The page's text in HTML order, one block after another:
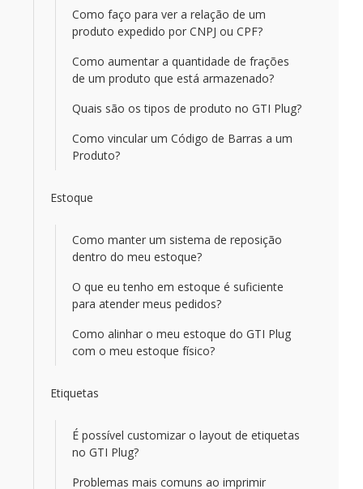
Como faço para ver a relação de um
produto expedido por CNPJ ou CPF?
Como aumentar a quantidade de frações
de um produto que está armazenado?
Quais são os tipos de produto no GTI Plug?
Como vincular um Código de Barras a um
Produto?
Estoque
Como manter um sistema de reposição
dentro do meu estoque?
O que eu tenho em estoque é suficiente
para atender meus pedidos?
Como alinhar o meu estoque do GTI Plug
com o meu estoque físico?
Etiquetas
É possível customizar o layout de etiquetas
no GTI Plug?
Problemas mais comuns ao imprimir